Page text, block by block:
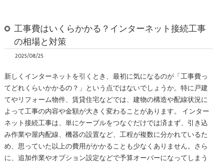
工事費はいくらかかる？インターネット接続工事
の相場と対策
2025/08/25
新しくインターネットを引くとき、最初に気になるのが「工事費っ
てどれくらいかかるの？」という点ではないでしょうか。特に戸建
てやリフォーム物件、賃貸住宅などでは、建物の構造や配線状況に
よって工事の内容や金額が大きく変わることがあります。 インター
ネット接続工事は、単にケーブルをつなぐだけでは済まず、引き込
み作業や屋内配線、機器の設置など、工程が複数に分かれているた
め、思っていた以上の費用がかかることも少なくありません。さら
に、追加作業やオプション設定などで予算オーバーになってしまう